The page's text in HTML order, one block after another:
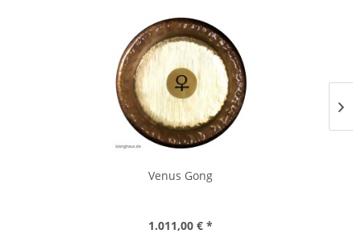
Venus Gong
1.011,00 € *